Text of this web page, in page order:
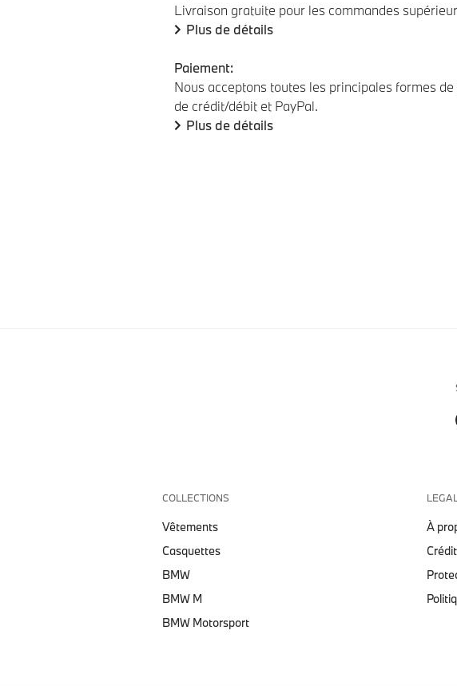
Livraison gratuite pour les commandes
Plus de détails
Paiement:
Nous acceptons toutes les principales formes
de crédit/débit et PayPal.
Plus de détails
COLLECTIONS
Vêtements
Casquettes
BMW
BMW M
BMW Motorsport
LEGAL
À